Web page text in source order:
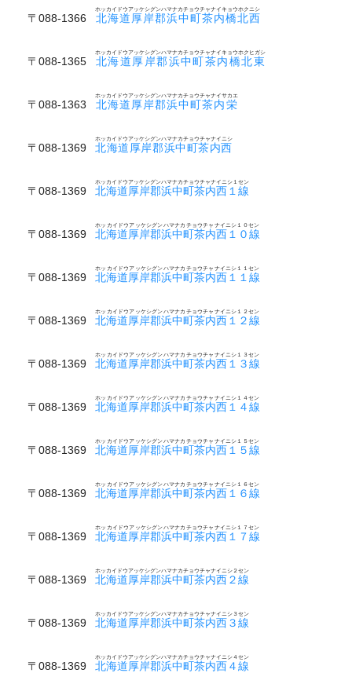
〒088-1366 北海道厚岸郡浜中町茶内橋北西
ホッカイドウアッケシグンハマナカチョウチャナイキョウホクニシ
〒088-1365 北海道厚岸郡浜中町茶内橋北東
ホッカイドウアッケシグンハマナカチョウチャナイキョウホクヒガシ
〒088-1363 北海道厚岸郡浜中町茶内栄
ホッカイドウアッケシグンハマナカチョウチャナイサカエ
〒088-1369 北海道厚岸郡浜中町茶内西
ホッカイドウアッケシグンハマナカチョウチャナイニシ
〒088-1369 北海道厚岸郡浜中町茶内西１線
ホッカイドウアッケシグンハマナカチョウチャナイニシ１セン
〒088-1369 北海道厚岸郡浜中町茶内西１０線
ホッカイドウアッケシグンハマナカチョウチャナイニシ１０セン
〒088-1369 北海道厚岸郡浜中町茶内西１１線
ホッカイドウアッケシグンハマナカチョウチャナイニシ１１セン
〒088-1369 北海道厚岸郡浜中町茶内西１２線
ホッカイドウアッケシグンハマナカチョウチャナイニシ１２セン
〒088-1369 北海道厚岸郡浜中町茶内西１３線
ホッカイドウアッケシグンハマナカチョウチャナイニシ１３セン
〒088-1369 北海道厚岸郡浜中町茶内西１４線
ホッカイドウアッケシグンハマナカチョウチャナイニシ１４セン
〒088-1369 北海道厚岸郡浜中町茶内西１５線
ホッカイドウアッケシグンハマナカチョウチャナイニシ１５セン
〒088-1369 北海道厚岸郡浜中町茶内西１６線
ホッカイドウアッケシグンハマナカチョウチャナイニシ１６セン
〒088-1369 北海道厚岸郡浜中町茶内西１７線
ホッカイドウアッケシグンハマナカチョウチャナイニシ１７セン
〒088-1369 北海道厚岸郡浜中町茶内西２線
ホッカイドウアッケシグンハマナカチョウチャナイニシ２セン
〒088-1369 北海道厚岸郡浜中町茶内西３線
ホッカイドウアッケシグンハマナカチョウチャナイニシ３セン
〒088-1369 北海道厚岸郡浜中町茶内西４線
ホッカイドウアッケシグンハマナカチョウチャナイニシ４セン